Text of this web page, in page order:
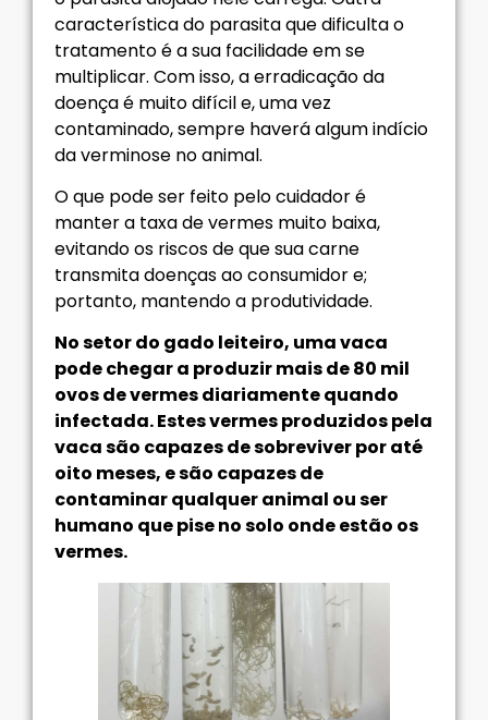
característica do parasita que dificulta o
tratamento é a sua facilidade em se
multiplicar. Com isso, a erradicação da
doença é muito difícil e, uma vez
contaminado, sempre haverá algum indício
da verminose no animal.
O que pode ser feito pelo cuidador é
manter a taxa de vermes muito baixa,
evitando os riscos de que sua carne
transmita doenças ao consumidor e;
portanto, mantendo a produtividade.
No setor do gado leiteiro, uma vaca
pode chegar a produzir mais de 80 mil
ovos de vermes diariamente quando
infectada. Estes vermes produzidos pela
vaca são capazes de sobreviver por até
oito meses, e são capazes de
contaminar qualquer animal ou ser
humano que pise no solo onde estão os
vermes.